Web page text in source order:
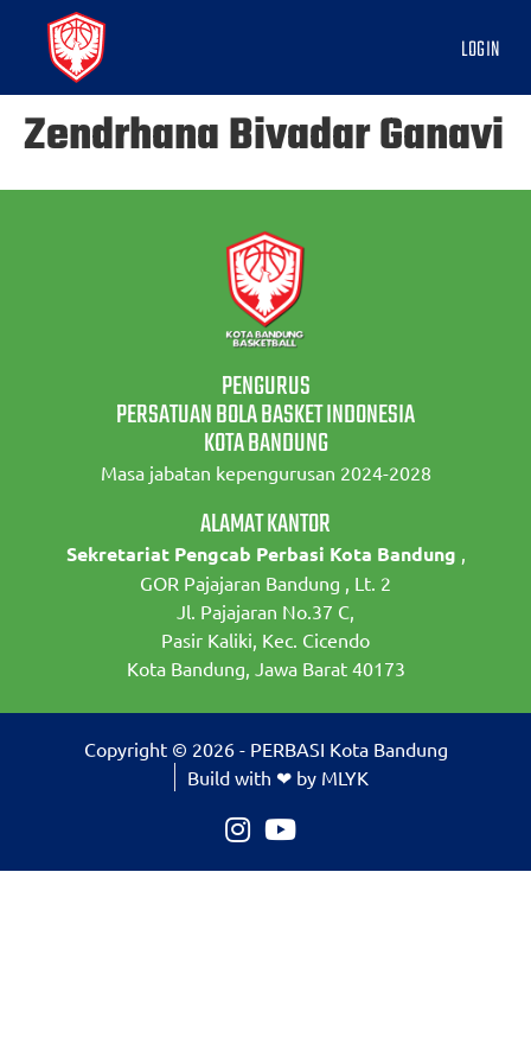
LOGIN
Zendrhana Bivadar Ganavi
PENGURUS
PERSATUAN BOLA BASKET INDONESIA
KOTA BANDUNG
Masa jabatan kepengurusan 2024-2028
ALAMAT KANTOR
Sekretariat Pengcab Perbasi Kota Bandung ,
GOR Pajajaran Bandung , Lt. 2
Jl. Pajajaran No.37 C,
Pasir Kaliki, Kec. Cicendo
Kota Bandung, Jawa Barat 40173
Copyright © 2026 - PERBASI Kota Bandung
Build with ❤ by MLYK